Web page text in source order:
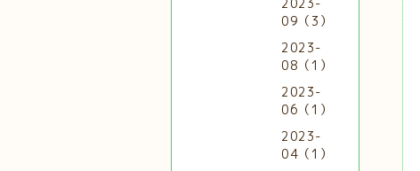
09（3）
2023-
08（1）
2023-
06（1）
2023-
04（1）